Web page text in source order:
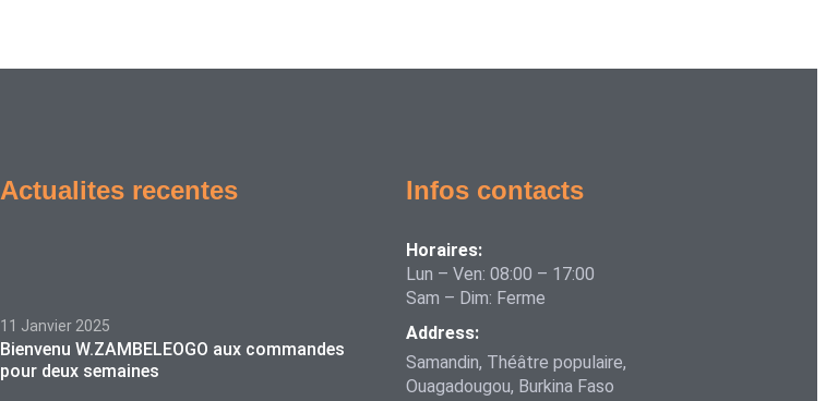
Actualites recentes
11 Janvier 2025
Bienvenu W.ZAMBELEOGO aux commandes
pour deux semaines
Infos contacts
Horaires:
Lun – Ven: 08:00 – 17:00
Sam – Dim: Ferme
Address:
Samandin, Théâtre populaire,
Ouagadougou, Burkina Faso